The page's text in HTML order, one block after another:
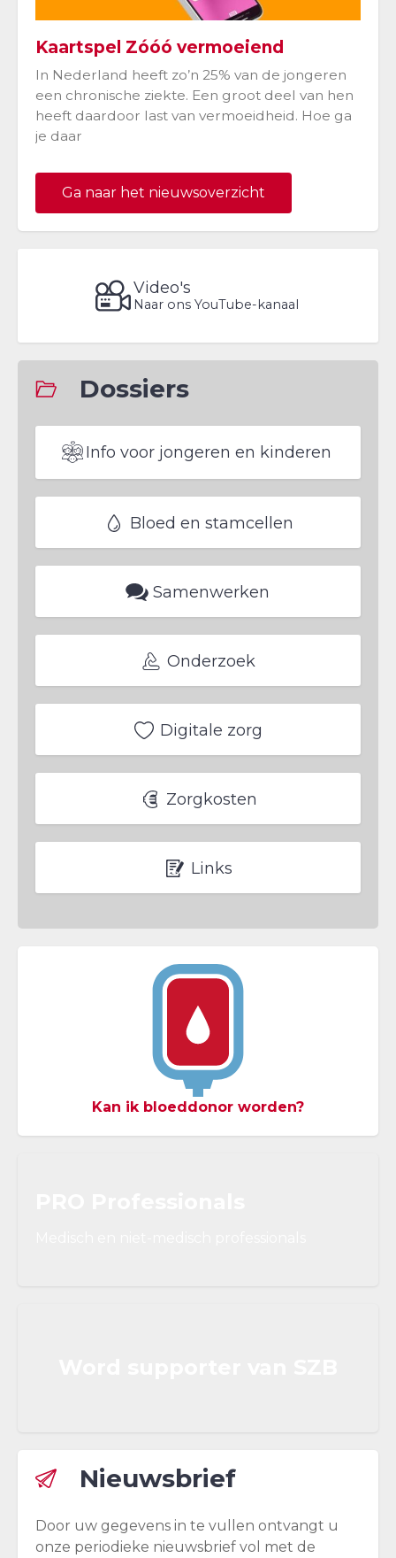
Kaartspel Zóóó vermoeiend
In Nederland heeft zo’n 25% van de jongeren
een chronische ziekte. Een groot deel van hen
heeft daardoor last van vermoeidheid. Hoe ga
je daar
Ga naar het nieuwsoverzicht
Video's
Naar ons YouTube-kanaal
Dossiers
Info voor jongeren en kinderen
Bloed en stamcellen
Samenwerken
Onderzoek
Digitale zorg
Zorgkosten
Links
Kan ik bloeddonor worden?
Nieuwsbrief
Door uw gegevens in te vullen ontvangt u
onze periodieke nieuwsbrief vol met de